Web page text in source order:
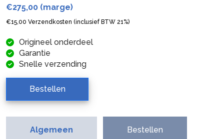
€275,00 (marge)
€15,00 Verzendkosten (inclusief BTW 21%)
Origineel onderdeel
Garantie
Snelle verzending
Bestellen
Algemeen Bestellen